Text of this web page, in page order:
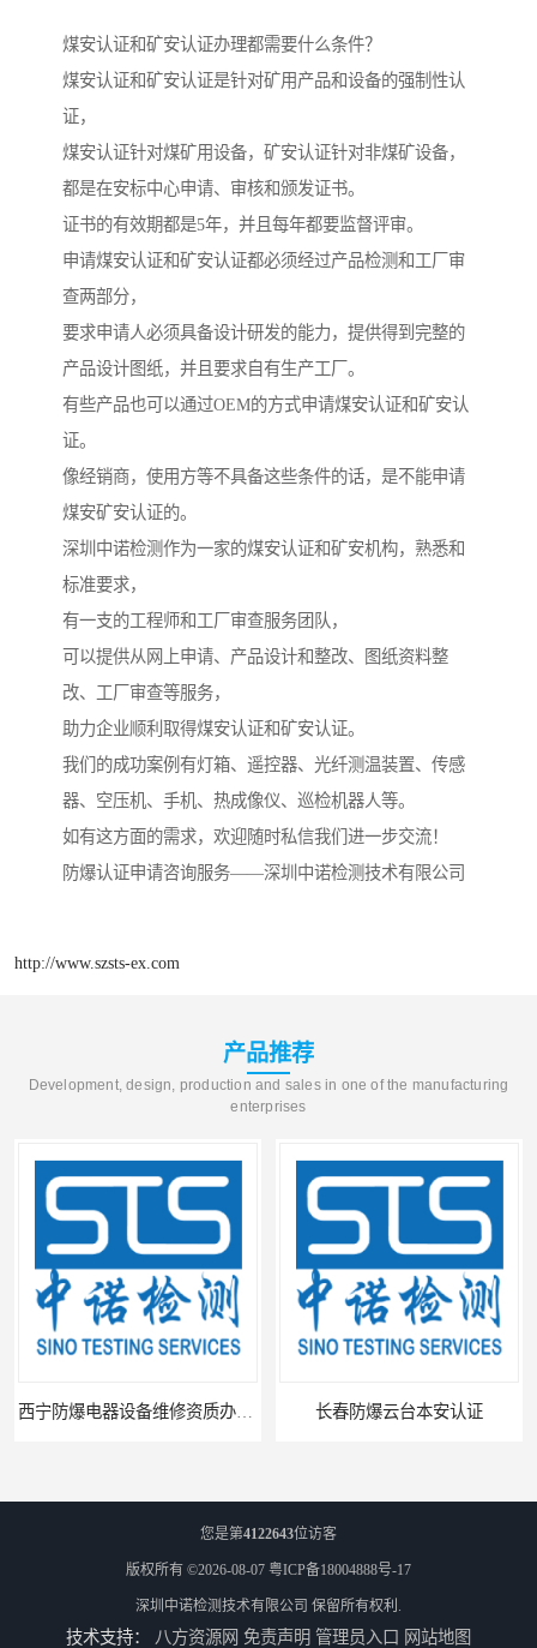
煤安认证和矿安认证办理都需要什么条件？
煤安认证和矿安认证是针对矿用产品和设备的强制性认
证，
煤安认证针对煤矿用设备，矿安认证针对非煤矿设备，
都是在安标中心申请、审核和颁发证书。
证书的有效期都是5年，并且每年都要监督评审。
申请煤安认证和矿安认证都必须经过产品检测和工厂审
查两部分，
要求申请人必须具备设计研发的能力，提供得到完整的
产品设计图纸，并且要求自有生产工厂。
有些产品也可以通过OEM的方式申请煤安认证和矿安认
证。
像经销商，使用方等不具备这些条件的话，是不能申请
煤安矿安认证的。
深圳中诺检测作为一家的煤安认证和矿安机构，熟悉和
标准要求，
有一支的工程师和工厂审查服务团队，
可以提供从网上申请、产品设计和整改、图纸资料整
改、工厂审查等服务，
助力企业顺利取得煤安认证和矿安认证。
我们的成功案例有灯箱、遥控器、光纤测温装置、传感
器、空压机、手机、热成像仪、巡检机器人等。
如有这方面的需求，欢迎随时私信我们进一步交流！
防爆认证申请咨询服务——深圳中诺检测技术有限公司
http://www.szsts-ex.com
产品推荐
Development, design, production and sales in one of the manufacturing
enterprises
长春防爆云台本安认证
您是第4122643位访客
版权所有 ©2026-08-07 粤ICP备18004888号-17
深圳中诺检测技术有限公司 保留所有权利.
技术支持： 八方资源网 免责声明 管理员入口 网站地图